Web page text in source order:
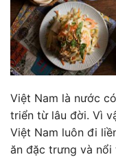
Việt Nam là nước
triển từ lâu đời. Vì
Việt Nam luôn đi
ăn đặc trưng và nổi